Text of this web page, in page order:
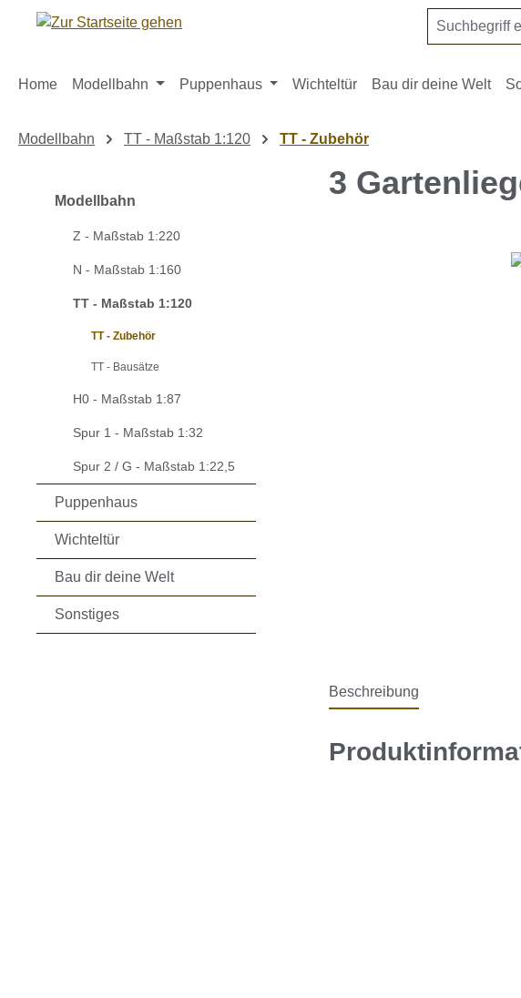
Hauptinhalt springen
Zur Suche springen
Zur Hauptnavigation springen
Home Modellbahn Puppenhaus Wichteltür Bau dir deine Welt
Modellbahn TT - Maßstab 1:120 TT - Zubehör
Modellbahn
Z - Maßstab 1:220
N - Maßstab 1:160
TT - Maßstab 1:120
TT - Zubehör
TT - Bausätze
H0 - Maßstab 1:87
Spur 1 - Maßstab 1:32
Spur 2 / G - Maßstab 1:22,5
Puppenhaus
Wichteltür
Bau dir deine Welt
Sonstiges
3
Beschreibung